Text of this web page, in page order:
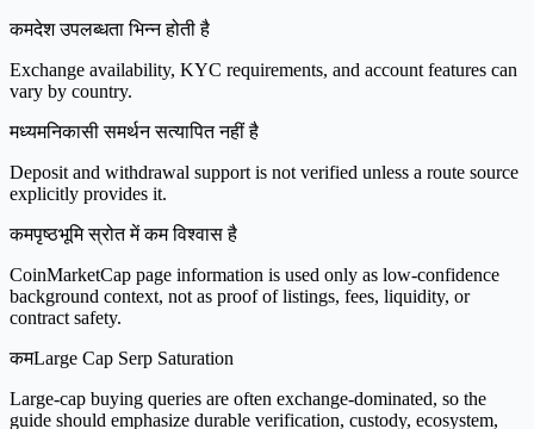
कमदेश उपलब्धता भिन्न होती है
Exchange availability, KYC requirements, and account features can
vary by country.
मध्यमनिकासी समर्थन सत्यापित नहीं है
Deposit and withdrawal support is not verified unless a route source
explicitly provides it.
कमपृष्ठभूमि स्रोत में कम विश्वास है
CoinMarketCap page information is used only as low-confidence
background context, not as proof of listings, fees, liquidity, or
contract safety.
कमLarge Cap Serp Saturation
Large-cap buying queries are often exchange-dominated, so the
guide should emphasize durable verification, custody, ecosystem,